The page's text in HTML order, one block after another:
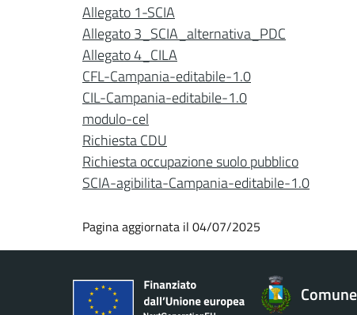
Allegato 1-SCIA
Allegato 3_SCIA_alternativa_PDC
Allegato 4_CILA
CFL-Campania-editabile-1.0
CIL-Campania-editabile-1.0
modulo-cel
Richiesta CDU
Richiesta occupazione suolo pubblico
SCIA-agibilita-Campania-editabile-1.0
Pagina aggiornata il 04/07/2025